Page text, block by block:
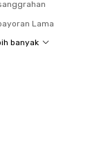
Lama
banyak